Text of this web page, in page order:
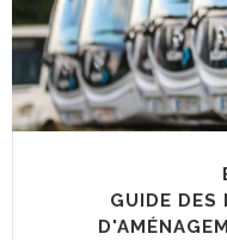
GUIDE DES